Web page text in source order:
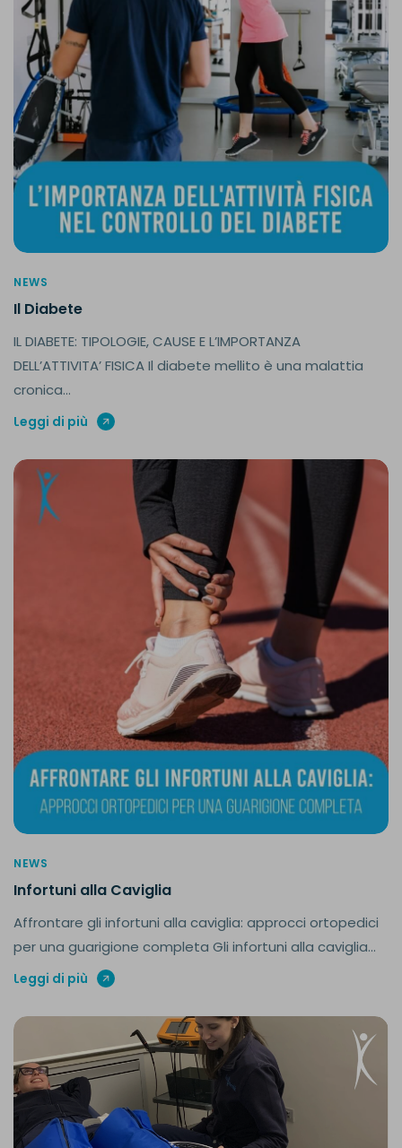
NEWS
Il Diabete
IL DIABETE: TIPOLOGIE, CAUSE E L’IMPORTANZA
DELL’ATTIVITA’ FISICA Il diabete mellito è una malattia
cronica...
Leggi di più
NEWS
Infortuni alla Caviglia
Affrontare gli infortuni alla caviglia: approcci ortopedici
per una guarigione completa Gli infortuni alla caviglia...
Leggi di più